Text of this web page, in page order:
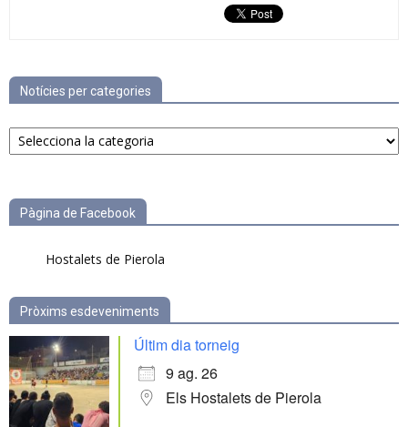
Notícies per categories
Notícies
per
Pàgina de Facebook
Hostalets de Pierola
Pròxims esdeveniments
Últim dia torneig
9 ag. 26
Els Hostalets de Pierola